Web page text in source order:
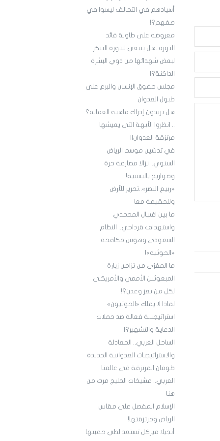
أسيادهم في التحالف ليسوا في
صفهم؟!
معروضة على طاولة قائد
الثورة..هل ينبغي للثورة التنكر
لبعض شهدائها من ذوي البشرة
الداكنة؟!
مجلس حقوق الإنسان والبرع على
طبول العدوان
هل تريدون إدراك ماهية العمالة؟
.. انظروا الأبهة التي يعيشها
مرتزقة العدوان!!
في تدشين موسم الرياض
السنوي.. نزالا مصارعة حرة
وصواريخ باليستية!
«ربيع النصر»..تحرير للأرض
وللحقيقة معا
ما بين اغتيال المحمدي
واستهداف قرداحي.. النظام
السعودي وهوس مكافحة
«الحوثية»!
ما المغزى من تزامن زيارة
المبعوثين الأممي والأمريكـي
لكل من تعز وعدن؟!
لماذا لا يملك «الحوثيون»
استراتيجيــة فعالة ضد حملات
الدعاية والتشهير؟!
الساحل الغربي.. المعادلة
والاستراتيجيات العدوانية الجديدة
طوفان المرتزقة في عالمنا
العربي.. مشيخات الخليج مرت من
هنا
الإسلام المفصل على مقاس
الرياض ومرتزقتها!
أنجيلا ميركل تستعد لطي حقبتها